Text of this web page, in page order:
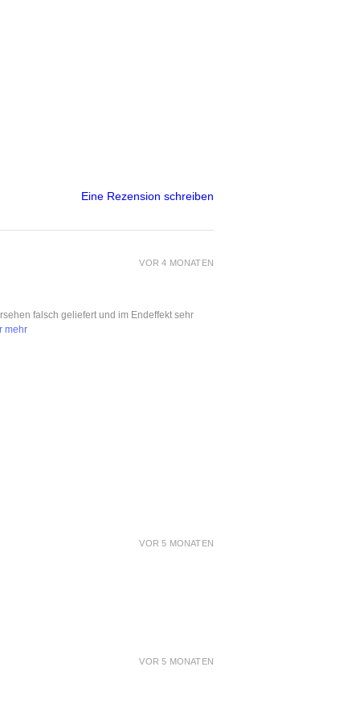
Eine Rezension schreiben
VOR 4 MONATEN
falsch geliefert und im Endeffekt sehr
mehr
VOR 5 MONATEN
VOR 5 MONATEN